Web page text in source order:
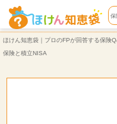
変額保険と積立NISA | 保険Q&A | ほけん知恵袋
保
ほけん知恵袋｜プロのFPが回答する保険
保険と積立NISA